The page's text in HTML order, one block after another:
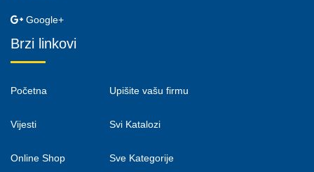
Google+
Brzi linkovi
Početna
Vijesti
Online Shop
Upišite vašu firmu
Svi Katalozi
Sve Kategorije